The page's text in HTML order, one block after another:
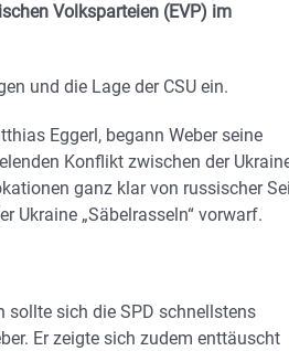
Volksparteien (EVP) im
und die Lage der CSU ein.
Eggerl, begann Weber seine
Konflikt zwischen der
ganz klar von russischer
Ukraine „Säbelrasseln“ vorwarf.
sollte sich die SPD schnellstens
Er zeigte sich zudem enttäuscht